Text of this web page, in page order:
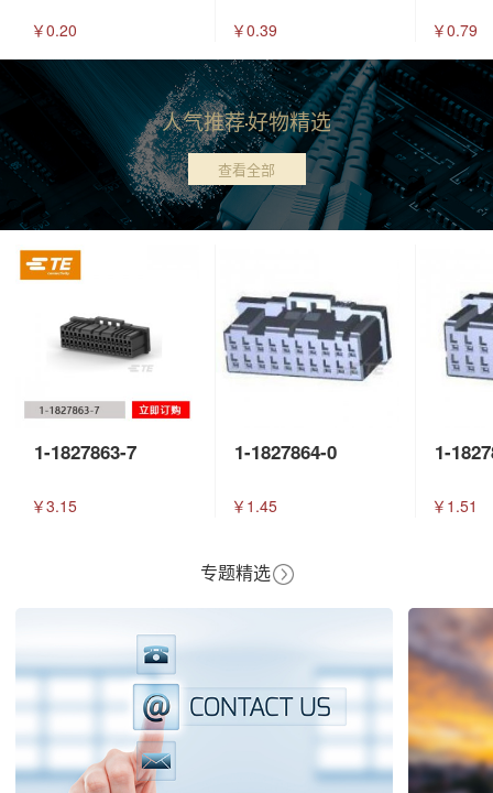
￥0.20 ￥0.39 ￥0.79
人气推荐好物精选
查看全部
1-1827863-7
￥3.15
1-1827864-0
￥1.45
1-
￥1.51
专题精选